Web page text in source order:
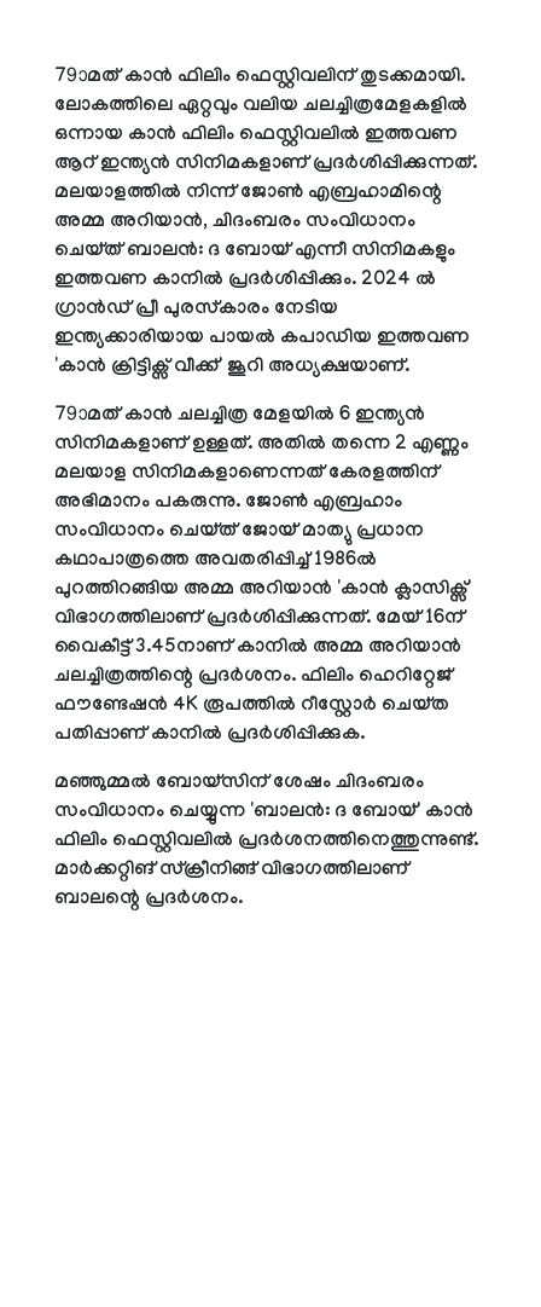
79ാമത് കാന്‍ ഫിലിം ഫെസ്റ്റിവലിന് തുടക്കമായി.
ലോകത്തിലെ ഏറ്റവും വലിയ ചലച്ചിത്രമേളകളില്‍
ഒന്നായ കാന്‍ ഫിലിം ഫെസ്റ്റിവലില്‍ ഇത്തവണ
ആറ് ഇന്ത്യന്‍ സിനിമകളാണ് പ്രദര്‍ശിപ്പിക്കുന്നത്.
മലയാളത്തില്‍ നിന്ന് ജോണ്‍ എബ്രഹാമിന്റെ
അമ്മ അറിയാന്‍, ചിദംബരം സംവിധാനം
ചെയ്ത് ബാലന്‍: ദ ബോയ് എന്നീ സിനിമകളും
ഇത്തവണ കാനില്‍ പ്രദര്‍ശിപ്പിക്കും. 2024 ല്‍
ഗ്രാന്‍ഡ് പ്രീ പുരസ്‌കാരം നേടിയ
ഇന്ത്യക്കാരിയായ പായല്‍ കപാഡിയ ഇത്തവണ
'കാന്‍ ക്രിട്ടിക്സ് വീക്ക്' ജൂറി അധ്യക്ഷയാണ്.
79ാമത് കാന്‍ ചലച്ചിത്ര മേളയില്‍ 6 ഇന്ത്യന്‍
സിനിമകളാണ് ഉള്ളത്. അതില്‍ തന്നെ 2 എണ്ണം
മലയാള സിനിമകളാണെന്നത് കേരളത്തിന്
അഭിമാനം പകരുന്നു. ജോണ്‍ എബ്രഹാം
സംവിധാനം ചെയ്ത് ജോയ് മാത്യു പ്രധാന
കഥാപാത്രത്തെ അവതരിപ്പിച്ച് 1986ല്‍
പുറത്തിറങ്ങിയ അമ്മ അറിയാന്‍ 'കാന്‍ ക്ലാസിക്സ്'
വിഭാഗത്തിലാണ് പ്രദര്‍ശിപ്പിക്കുന്നത്. മേയ് 16ന്
വൈകീട്ട് 3.45നാണ് കാനില്‍ അമ്മ അറിയാന്‍
ചലച്ചിത്രത്തിന്റെ പ്രദര്‍ശനം. ഫിലിം ഹെറിറ്റേജ്
ഫൗണ്ടേഷന്‍ 4K രൂപത്തില്‍ റീസ്റ്റോര്‍ ചെയ്ത
പതിപ്പാണ് കാനില്‍ പ്രദര്‍ശിപ്പിക്കുക.
മഞ്ഞുമ്മല്‍ ബോയ്സിന് ശേഷം ചിദംബരം
സംവിധാനം ചെയ്യുന്ന 'ബാലന്‍: ദ ബോയ്' കാന്‍
ഫിലിം ഫെസ്റ്റിവലില്‍ പ്രദര്‍ശനത്തിനെത്തുന്നുണ്ട്.
മാര്‍ക്കറ്റിങ് സ്‌ക്രീനിങ്ങ് വിഭാഗത്തിലാണ്
ബാലന്റെ പ്രദര്‍ശനം.